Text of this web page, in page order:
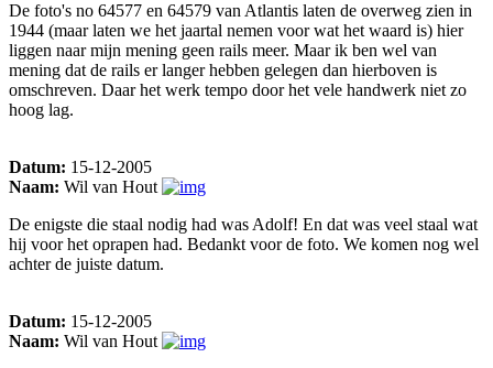
De foto's no 64577 en 64579 van Atlantis laten de overweg zien in
1944 (maar laten we het jaartal nemen voor wat het waard is) hier
liggen naar mijn mening geen rails meer. Maar ik ben wel van
mening dat de rails er langer hebben gelegen dan hierboven is
omschreven. Daar het werk tempo door het vele handwerk niet zo
hoog lag.
Datum: 15-12-2005
Naam: Wil van Hout
De enigste die staal nodig had was Adolf! En dat was veel staal wat
hij voor het oprapen had. Bedankt voor de foto. We komen nog wel
achter de juiste datum.
Datum: 15-12-2005
Naam: Wil van Hout